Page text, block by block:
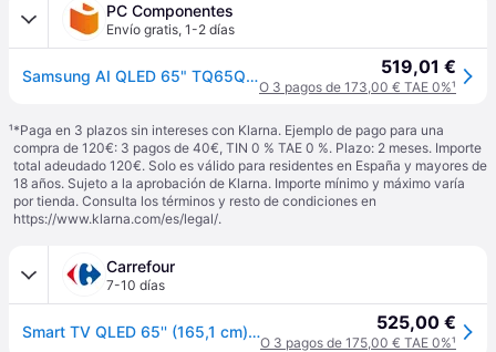
PC Componentes
Envío gratis, 1-2 días
Samsung AI QLED 65" TQ65Q7FAAUXXC UltraHD 4K Quantum HDR Tizen 519,01 €
O 3 pagos de 173,00 € TAE 0%¹
¹*Paga en 3 plazos sin intereses con Klarna. Ejemplo de pago para una
compra de 120€: 3 pagos de 40€, TIN 0 % TAE 0 %. Plazo: 2 meses. Importe
total adeudado 120€. Solo es válido para residentes en España y mayores de
18 años. Sujeto a la aprobación de Klarna. Importe mínimo y máximo varía
por tienda. Consulta los términos y resto de condiciones en
https://www.klarna.com/es/legal/.
Carrefour
7-10 días
Smart TV QLED 65'' (165,1 cm) Samsung TQ65Q7FAAUX con IA, 4K UHD, 50 Hz, Procesador Q4 AI, HDR, Q-Symphony; 525,00 €
O 3 pagos de 175,00 € TAE 0%¹